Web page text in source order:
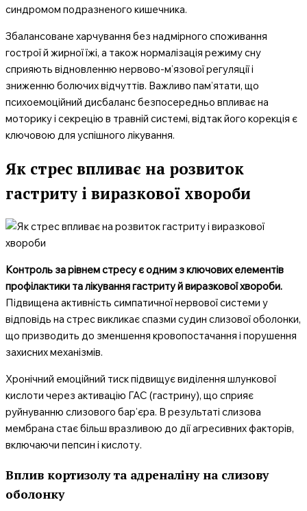
синдромом подразненого кишечника.
Збалансоване харчування без надмірного споживання
гострої й жирної їжі, а також нормалізація режиму сну
сприяють відновленню нервово-м’язової регуляції і
зниженню болючих відчуттів. Важливо пам’ятати, що
психоемоційний дисбаланс безпосередньо впливає на
моторику і секрецію в травній системі, відтак його корекція є
ключовою для успішного лікування.
Як стрес впливає на розвиток
гастриту і виразкової хвороби
Контроль за рівнем стресу є одним з ключових елементів
профілактики та лікування гастриту й виразкової хвороби.
Підвищена активність симпатичної нервової системи у
відповідь на стрес викликає спазми судин слизової оболонки,
що призводить до зменшення кровопостачання і порушення
захисних механізмів.
Хронічний емоційний тиск підвищує виділення шлункової
кислоти через активацію ГАС (гастрину), що сприяє
руйнуванню слизового бар’єра. В результаті слизова
мембрана стає більш вразливою до дії агресивних факторів,
включаючи пепсин і кислоту.
Вплив кортизолу та адреналіну на слизову
оболонку